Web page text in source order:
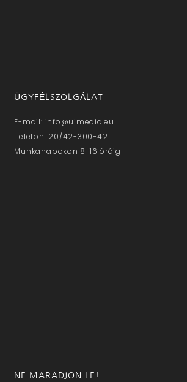
ÜGYFÉLSZOLGÁLAT
E-mail: info@ujmedia.eu
Telefon: 20/42-300-42
Munkanapokon 8-16 óráig
NE MARADJON LE!